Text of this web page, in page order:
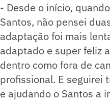
- Desde o início,
Santos, não pensei
adaptação foi mais
adaptado e super feliz
dentro como fora de
profissional. E seguirei
e ajudando o Santos a